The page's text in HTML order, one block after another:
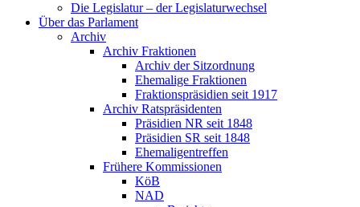
Die Legislatur – der Legislaturwechsel
Über das Parlament
Archiv
Archiv Fraktionen
Archiv der Sitzordnung
Ehemalige Fraktionen
Fraktionspräsidien seit 1917
Archiv Ratspräsidenten
Präsidien NR seit 1848
Präsidien SR seit 1848
Ehemaligentreffen
Frühere Kommissionen
KöB
NAD